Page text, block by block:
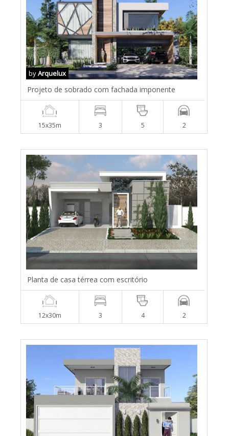
byArquelux
Projeto de sobrado com fachada imponente
15x35m 3 5 2
Planta de casa térrea com escritório
12x30m 3 4 2